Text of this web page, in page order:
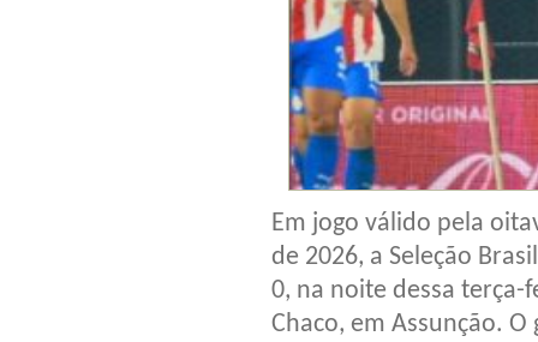
Em jogo válido pela
de 2026, a Seleção
0, na noite dessa terça-
Chaco, em Assunção.